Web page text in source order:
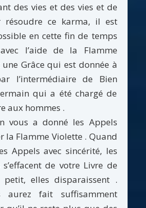
des vies et des vies et de
résoudre ce karma, il est
en cette fin de temps
l’aide de la Flamme
une Grâce qui est donnée à
l’intermédiaire de Bien
qui a été chargé de
aux hommes .
vous a donné les Appels
la Flamme Violette . Quand
Appels avec sincérité, les
de votre Livre de
elles disparaissent .
aurez fait suffisamment